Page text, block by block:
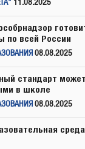
11.08.2025
по всей России
08.08.2025
стандарт
в школе
08.08.2025